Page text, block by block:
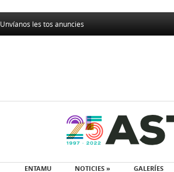
Unvíanos les tos anuncies
ENTAMU NOTICIES » GALERÍES